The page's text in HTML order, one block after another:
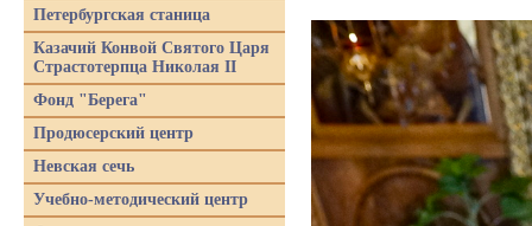
Петербургская станица
Казачий Конвой Святого Царя
Страстотерпца Николая II
Фонд "Берега"
Продюсерский центр
Невская сечь
Учебно-методический центр